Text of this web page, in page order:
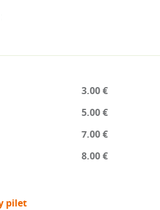
3.00 €
5.00 €
7.00 €
8.00 €
pilet